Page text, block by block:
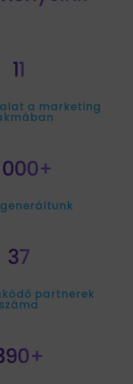
11
a marketing
37
partnerek
száma